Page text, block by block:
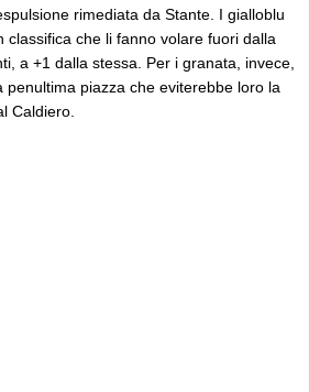
rimediata da Stante. I gialloblu
che li fanno volare fuori dalla
a +1 dalla stessa. Per i granata, invece,
piazza che eviterebbe loro la
Caldiero.